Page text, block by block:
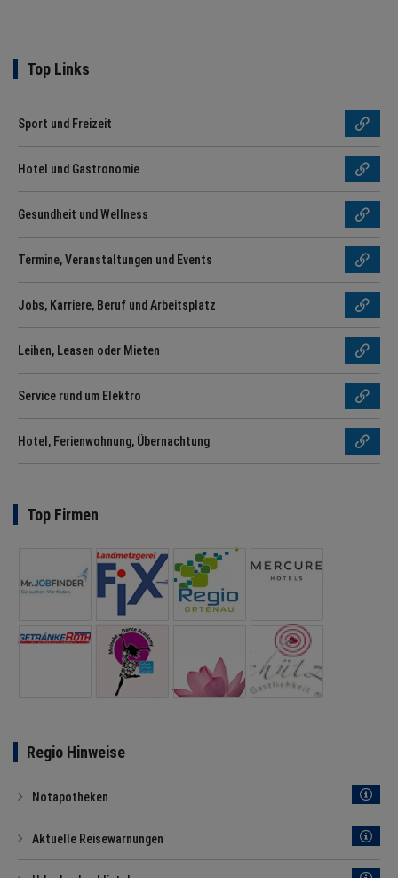
Top Links
Sport und Freizeit
Hotel und Gastronomie
Gesundheit und Wellness
Termine, Veranstaltungen und Events
Jobs, Karriere, Beruf und Arbeitsplatz
Leihen, Leasen oder Mieten
Service rund um Elektro
Hotel, Ferienwohnung, Übernachtung
Top Firmen
Regio Hinweise
Notapotheken
Aktuelle Reisewarnungen